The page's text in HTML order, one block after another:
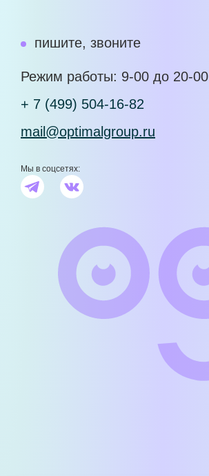
пишите, звоните
Режим работы: 9-00 до 20-00
+ 7 (499) 504-16-82
mail@optimalgroup.ru
Мы в соцсетях: